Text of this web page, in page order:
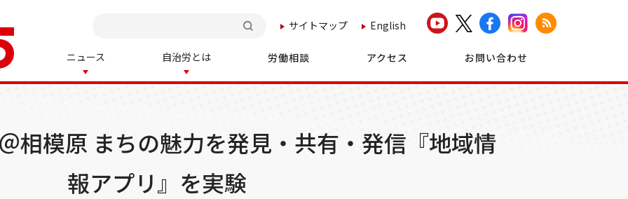
検索 サイトマップ English
ニュース 自治労とは 労働相談 アクセス お問い合わせ
相模原 まちの魅力を発見・共有・発信『地域情
報アプリ』を実験